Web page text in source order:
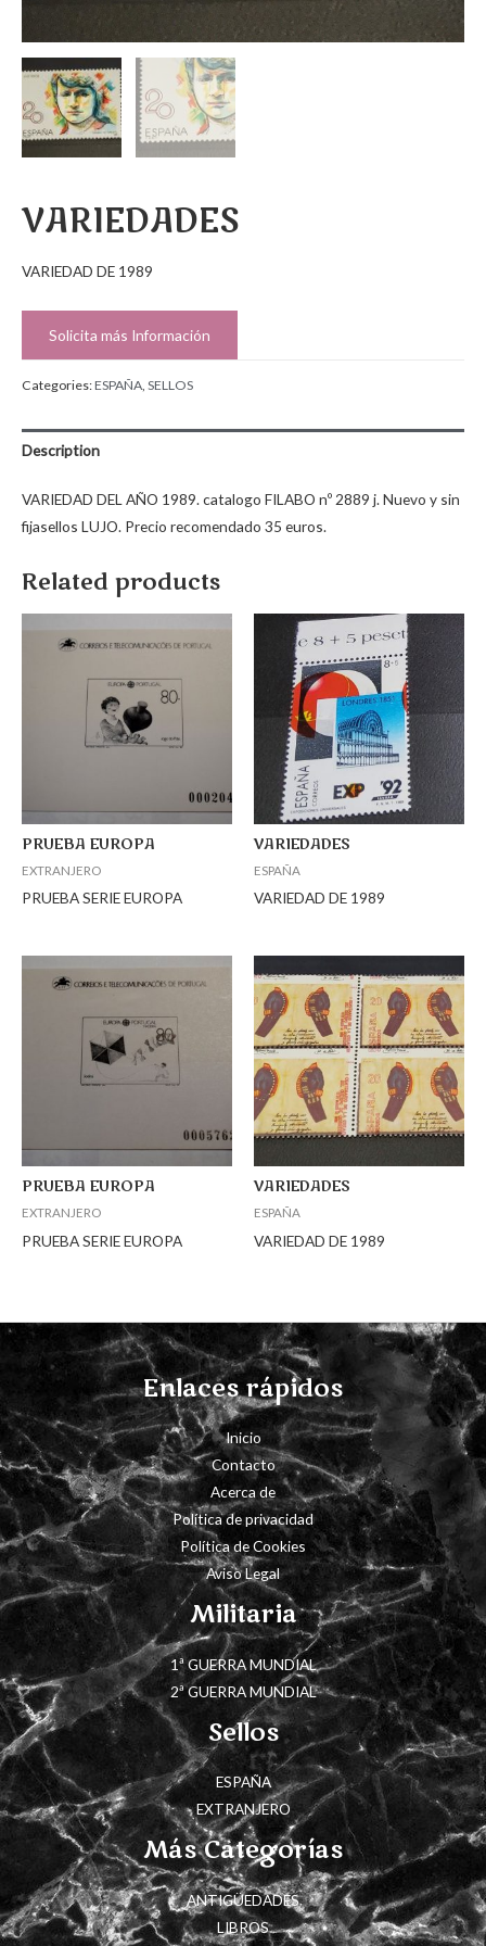
VARIEDADES
VARIEDAD DE 1989
Solicita más Información
Categories:ESPAÑA, SELLOS
Description
VARIEDAD DEL AÑO 1989. catalogo FILABO nº 2889 j. Nuevo y sin
fijasellos LUJO. Precio recomendado 35 euros.
Related products
PRUEBA EUROPA
EXTRANJERO
PRUEBA SERIE EUROPA
VARIEDADES
ESPAÑA
VARIEDAD DE 1989
PRUEBA EUROPA
EXTRANJERO
PRUEBA SERIE EUROPA
VARIEDADES
ESPAÑA
VARIEDAD DE 1989
Enlaces rápidos
Inicio
Contacto
Acerca de
Política de privacidad
Política de Cookies
Aviso Legal
Militaria
1ª GUERRA MUNDIAL
2ª GUERRA MUNDIAL
Sellos
ESPAÑA
EXTRANJERO
Más Categorías
ANTIGÜEDADES
LIBROS